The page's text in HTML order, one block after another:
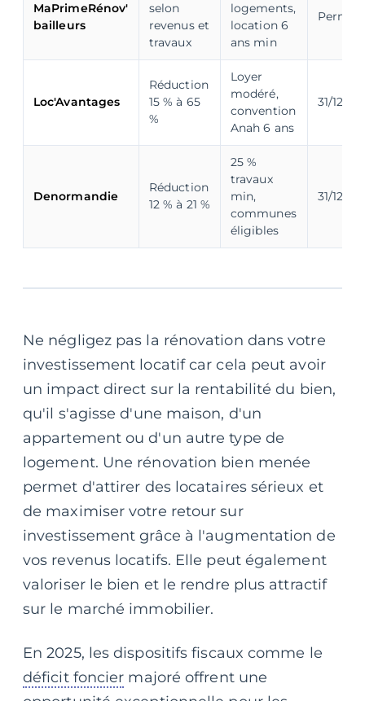
MaPrimeRénov'
bailleurs
selon
revenus et
travaux
logements,
location 6
ans min
Loc'Avantages
Réduction
15 % à 65
%
Loyer
modéré,
convention
Anah 6 ans
31/12/
Denormandie
Réduction
12 % à 21 %
25 %
travaux
min,
communes
éligibles
31/12/
Ne négligez pas la rénovation dans votre
investissement locatif car cela peut avoir
un impact direct sur la rentabilité du bien,
qu'il s'agisse d'une maison, d'un
appartement ou d'un autre type de
logement. Une rénovation bien menée
permet d'attirer des locataires sérieux et
de maximiser votre retour sur
investissement grâce à l'augmentation de
vos revenus locatifs. Elle peut également
valoriser le bien et le rendre plus attractif
sur le marché immobilier.
En 2025, les dispositifs fiscaux comme le
déficit foncier majoré offrent une